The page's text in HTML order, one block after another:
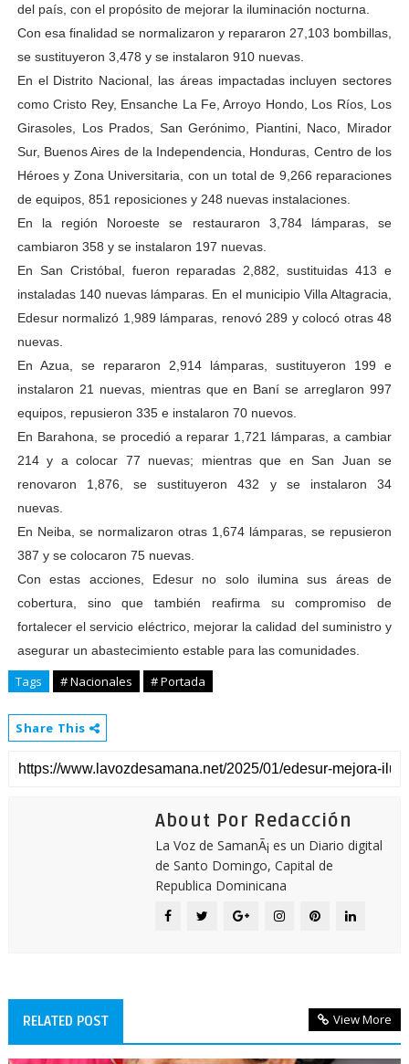
del país, con el propósito de mejorar la iluminación nocturna.
Con esa finalidad se normalizaron y repararon 27,103 bombillas,
se sustituyeron 3,478 y se instalaron 910 nuevas.
En el Distrito Nacional, las áreas impactadas incluyen sectores
como Cristo Rey, Ensanche La Fe, Arroyo Hondo, Los Ríos, Los
Girasoles, Los Prados, San Gerónimo, Piantini, Naco, Mirador
Sur, Buenos Aires de la Independencia, Honduras, Centro de los
Héroes y Zona Universitaria, con un total de 9,266 reparaciones
de equipos, 851 reposiciones y 248 nuevas instalaciones.
En la región Noroeste se restauraron 3,784 lámparas, se
cambiaron 358 y se instalaron 197 nuevas.
En San Cristóbal, fueron reparadas 2,882, sustituidas 413 e
instaladas 140 nuevas lámparas. En el municipio Villa Altagracia,
Edesur normalizó 1,989 lámparas, renovó 289 y colocó otras 48
nuevas.
En Azua, se repararon 2,914 lámparas, sustituyeron 199 e
instalaron 21 nuevas, mientras que en Baní se arreglaron 997
equipos, repusieron 335 e instalaron 70 nuevos.
En Barahona, se procedió a reparar 1,721 lámparas, a cambiar
214 y a colocar 77 nuevas; mientras que en San Juan se
renovaron 1,876, se sustituyeron 432 y se instalaron 34
nuevas.
En Neiba, se normalizaron otras 1,674 lámparas, se repusieron
387 y se colocaron 75 nuevas.
Con estas acciones, Edesur no solo ilumina sus áreas de
cobertura, sino que también reafirma su compromiso de
fortalecer el servicio eléctrico, mejorar la calidad del suministro y
asegurar un abastecimiento estable para las comunidades.
Tags # Nacionales # Portada
Share This
About Por Redacción
La Voz de SamanÃ¡ es un Diario digital
de Santo Domingo, Capital de
Republica Dominicana
RELATED POST View More